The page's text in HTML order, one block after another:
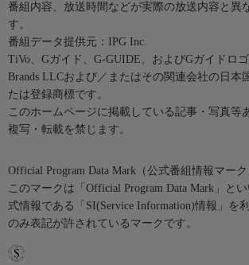
番組内容、放送時間などが実際の放送内容と異
す。
番組データ提供元：IPG Inc.
TiVo、Gガイド、G-GUIDE、およびGガイドロ
Brands LLCおよび／またはその関連会社の日本
たは登録商標です。
このホームページに掲載している記事・写真等
複写・転載を禁じます。
Official Program Data Mark（公式番組情報マーク
このマークは「Official Program Data Mark」と
式情報である「SI(Service Information)情報」を
のみ表記が許されているマークです。